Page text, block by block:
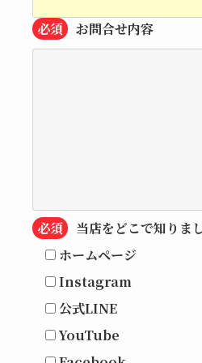
必須 お問合せ内容
必須
当店をどこで知りま
ホームページ
Instagram
公式LINE
YouTube